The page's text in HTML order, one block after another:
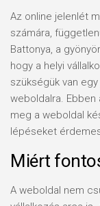
Az online jelenlét
számára,
Battonya, a
hogy a helyi
szükségük van
weboldalra. Ebben
meg a weboldal
lépéseket
Miért
A weboldal nem